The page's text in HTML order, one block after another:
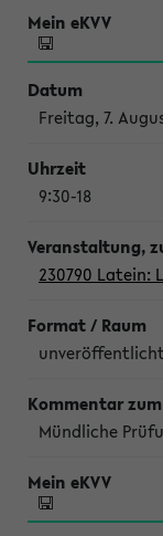
Freitag, 7.
9:30-18
230790 Latein:
unveröffentlicht
Mündliche